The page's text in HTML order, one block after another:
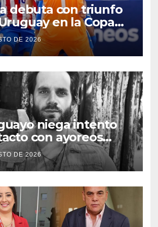
debuta con triunfo
en la Copa
Sub 17 de futsal
DE 2026
niega intento
con ayoreos
DE 2026